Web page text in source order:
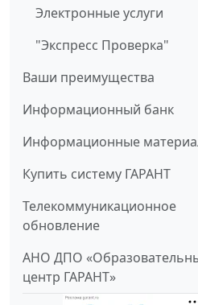
Электронные услуги
"Экспресс Проверка"
Ваши преимущества
Информационный банк
Информационные
Купить систему ГАРАНТ
Телекоммуникационное
обновление
АНО ДПО
центр ГАРАНТ»